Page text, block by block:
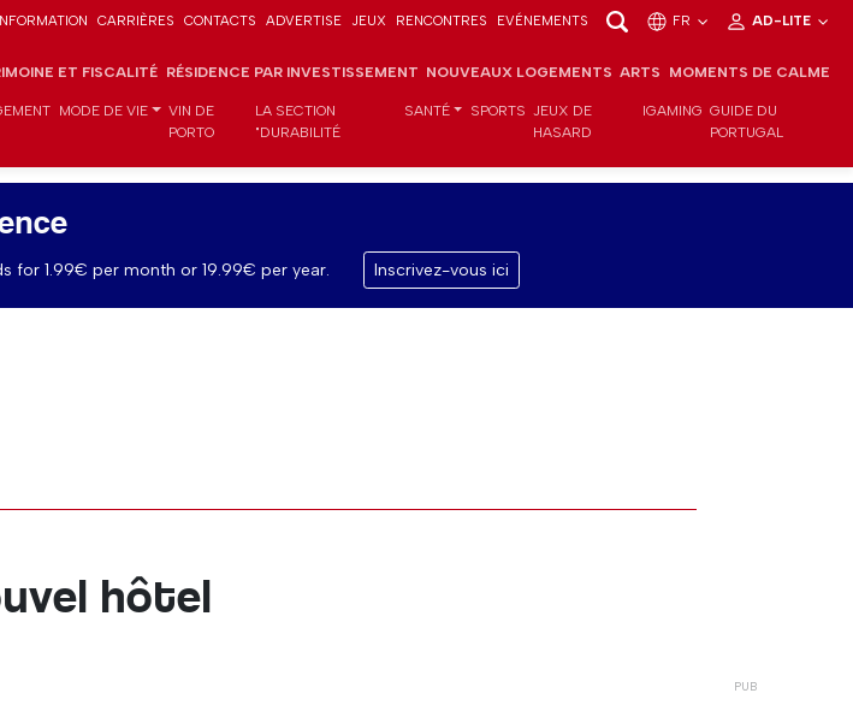
CARRIÈRES CONTACTS ADVERTISE JEUX RENCONTRES EVÉNEMENTS FR AD-LITE
ET FISCALITÉ RÉSIDENCE PAR INVESTISSEMENT NOUVEAUX LOGEMENTS ARTS MOMENTS DE CALME
MODE DE VIE
VIN DE
PORTO
LA SECTION
"DURABILITÉ
SANTÉ SPORTS JEUX DE
HASARD
IGAMING GUIDE DU
PORTUGAL
for 1.99€ per month or 19.99€ per year. Inscrivez-vous ici
hôtel